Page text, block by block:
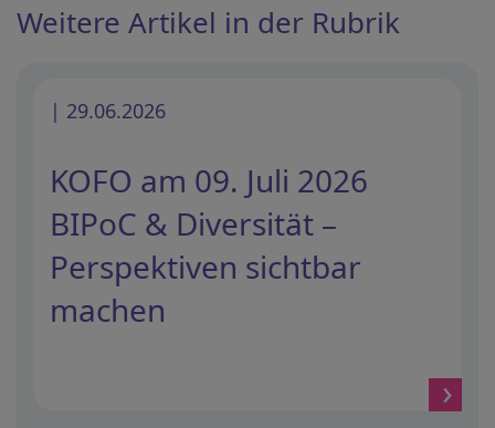
Weitere Artikel in der Rubrik
| 29.06.2026
KOFO am 09. Juli 2026
BIPoC & Diversität –
Perspektiven sichtbar
machen